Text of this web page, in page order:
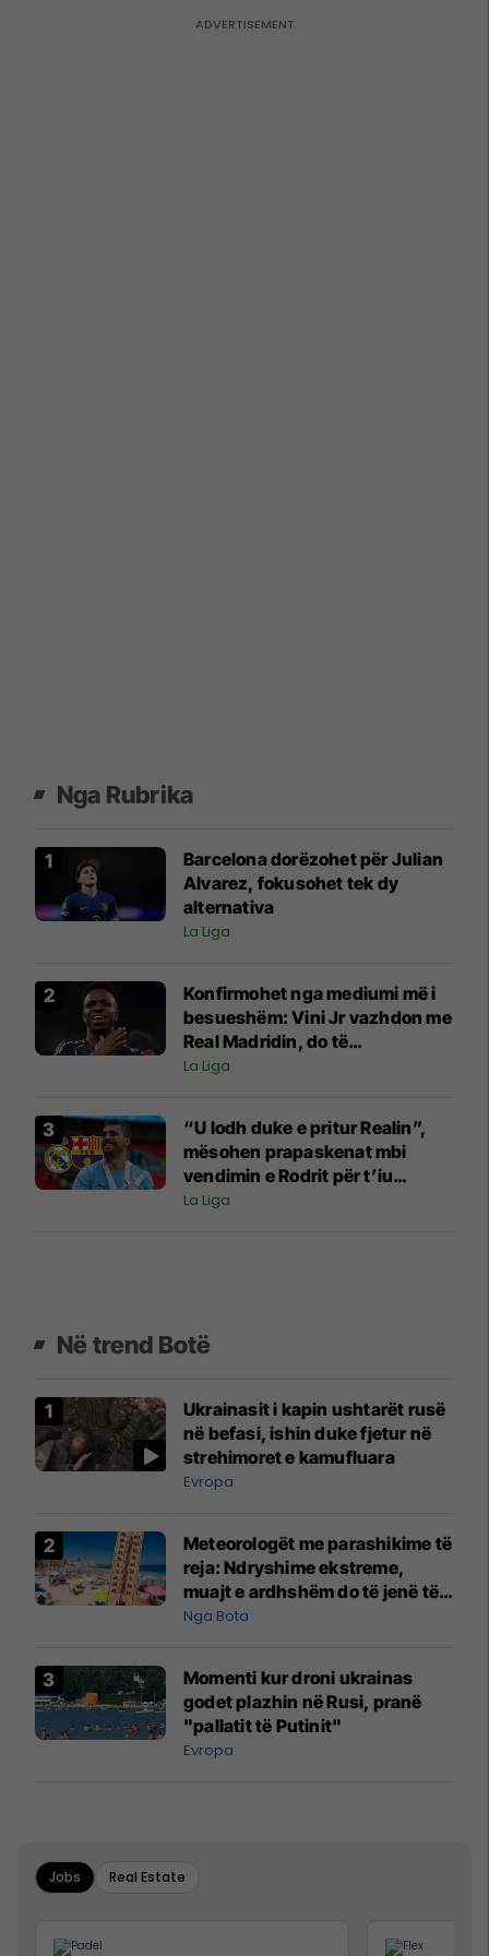
Nga Rubrika
Barcelona dorëzohet për Julian
Alvarez, fokusohet tek dy
alternativa
La Liga
Konfirmohet nga mediumi më i
besueshëm: Vini Jr vazhdon me
Real Madridin, do të
nënshkruajë për gjashtë vite
La Liga
“U lodh duke e pritur Realin”,
mësohen prapaskenat mbi
vendimin e Rodrit për t’iu
bashkuar Barcelonës
La Liga
Në trend Botë
Ukrainasit i kapin ushtarët rusë
në befasi, ishin duke fjetur në
strehimoret e kamufluara
Evropa
Meteorologët me parashikime të
reja: Ndryshime ekstreme,
muajt e ardhshëm do të jenë të
pazakontë
Nga Bota
Momenti kur droni ukrainas
godet plazhin në Rusi, pranë
"pallatit të Putinit"
Evropa
Jobs Real Estate